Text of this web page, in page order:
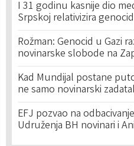
I 31 godinu kasnije dio
Srpskoj relativizira
Rožman: Genocid u Gazi
novinarske slobode na
Kad Mundijal postane
ne samo novinarski
EFJ pozvao na
Udruženja BH novinari i